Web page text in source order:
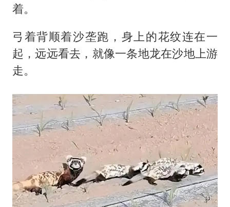
着。
弓着背顺着沙垄跑，身上的花纹连在一
起，远远看去，就像一条地龙在沙地上游
走。